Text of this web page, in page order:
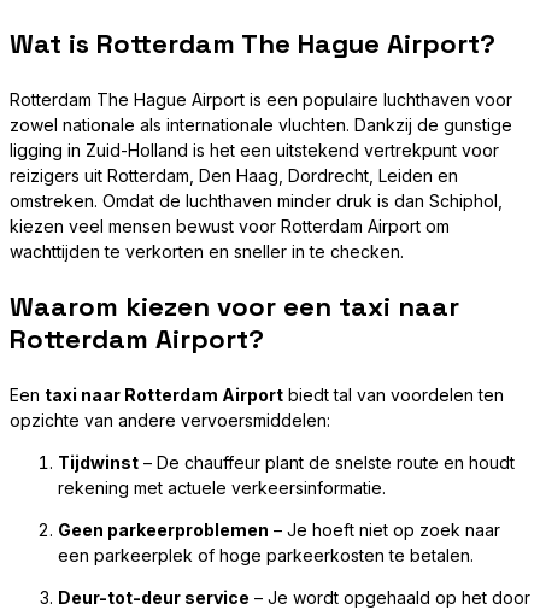
Wat is Rotterdam The Hague Airport?
Rotterdam The Hague Airport is een populaire luchthaven voor
zowel nationale als internationale vluchten. Dankzij de gunstige
ligging in Zuid-Holland is het een uitstekend vertrekpunt voor
reizigers uit Rotterdam, Den Haag, Dordrecht, Leiden en
omstreken. Omdat de luchthaven minder druk is dan Schiphol,
kiezen veel mensen bewust voor Rotterdam Airport om
wachttijden te verkorten en sneller in te checken.
Waarom kiezen voor een taxi naar
Rotterdam Airport?
Een taxi naar Rotterdam Airport biedt tal van voordelen ten
opzichte van andere vervoersmiddelen:
Tijdwinst – De chauffeur plant de snelste route en houdt
rekening met actuele verkeersinformatie.
Geen parkeerproblemen – Je hoeft niet op zoek naar
een parkeerplek of hoge parkeerkosten te betalen.
Deur-tot-deur service – Je wordt opgehaald op het door